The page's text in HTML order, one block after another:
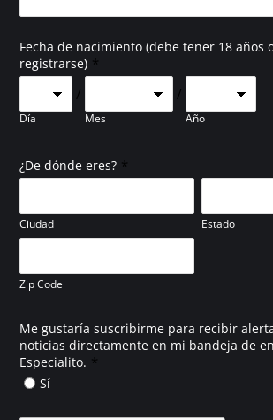
Fecha de nacimiento (debe tener 18 años
registrarse) *
Día
/
Mes
/
Año
¿De dónde eres? *
Ciudad Estado
Zip Code
Me gustaría suscribirme para recibir
noticias directamente en mi bandeja de
Especialito. *
Sí